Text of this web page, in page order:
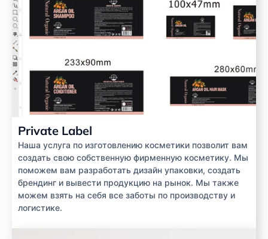
Private Label
Наша услуга по изготовлению косметики позволит вам
создать свою собственную фирменную косметику. Мы
поможем вам разработать дизайн упаковки, создать
брендинг и вывести продукцию на рынок. Мы также
можем взять на себя все заботы по производству и
логистике.